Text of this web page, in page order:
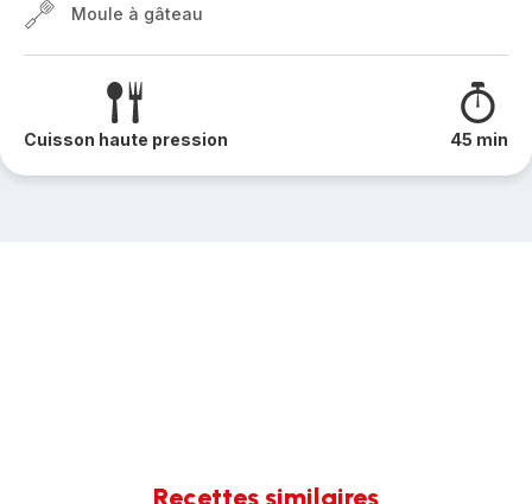
Moule à gâteau
Cuisson haute pression 45 min
Recettes similaires